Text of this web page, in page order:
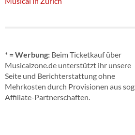
* = Werbung: Beim Ticketkauf über
Musicalzone.de unterstützt ihr unsere
Seite und Berichterstattung ohne
Mehrkosten durch Provisionen aus sog.
Affiliate-Partnerschaften.